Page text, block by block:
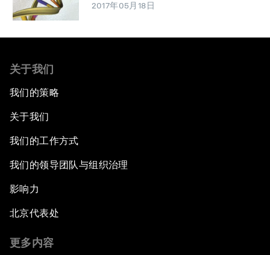
2017年05月18日
关于我们
我们的策略
关于我们
我们的工作方式
我们的领导团队与组织治理
影响力
北京代表处
更多内容